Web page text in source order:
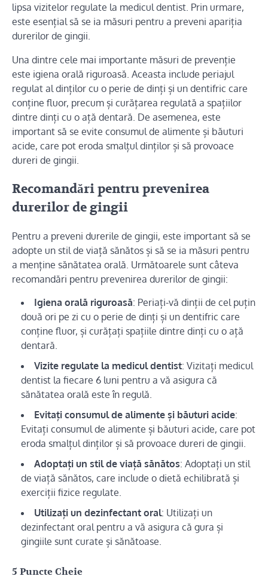
lipsa vizitelor regulate la medicul dentist. Prin urmare,
este esențial să se ia măsuri pentru a preveni apariția
durerilor de gingii.
Una dintre cele mai importante măsuri de prevenție
este igiena orală riguroasă. Aceasta include periajul
regulat al dinților cu o perie de dinți și un dentifric care
conține fluor, precum și curățarea regulată a spațiilor
dintre dinți cu o ață dentară. De asemenea, este
important să se evite consumul de alimente și băuturi
acide, care pot eroda smalțul dinților și să provoace
dureri de gingii.
Recomandări pentru prevenirea
durerilor de gingii
Pentru a preveni durerile de gingii, este important să se
adopte un stil de viață sănătos și să se ia măsuri pentru
a menține sănătatea orală. Următoarele sunt câteva
recomandări pentru prevenirea durerilor de gingii:
Igiena orală riguroasă: Periați-vă dinții de cel puțin
două ori pe zi cu o perie de dinți și un dentifric care
conține fluor, și curățați spațiile dintre dinți cu o ață
dentară.
Vizite regulate la medicul dentist: Vizitați medicul
dentist la fiecare 6 luni pentru a vă asigura că
sănătatea orală este în regulă.
Evitați consumul de alimente și băuturi acide:
Evitați consumul de alimente și băuturi acide, care pot
eroda smalțul dinților și să provoace dureri de gingii.
Adoptați un stil de viață sănătos: Adoptați un stil
de viață sănătos, care include o dietă echilibrată și
exerciții fizice regulate.
Utilizați un dezinfectant oral: Utilizați un
dezinfectant oral pentru a vă asigura că gura și
gingiile sunt curate și sănătoase.
5 Puncte Cheie